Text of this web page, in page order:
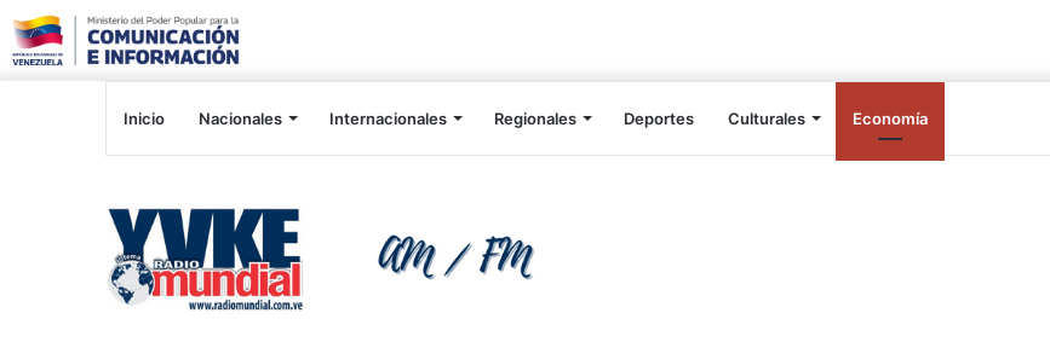
Inicio Nacionales Internacionales Regionales Deportes Culturales Economía